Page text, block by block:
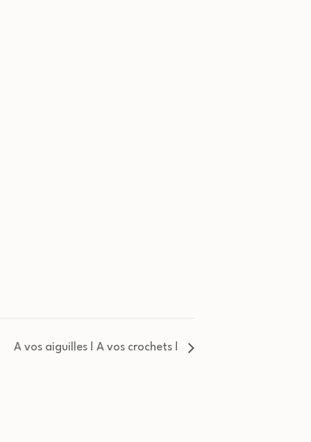
A vos aiguilles ! A vos crochets !